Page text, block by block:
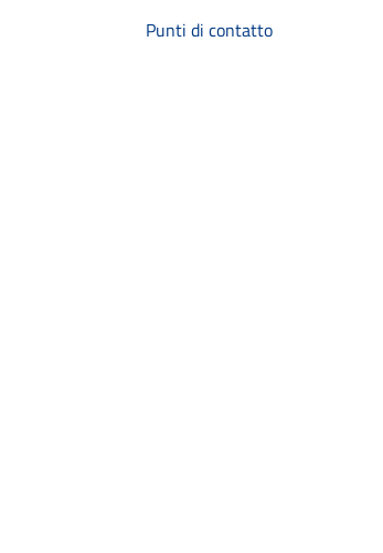
Punti di contatto